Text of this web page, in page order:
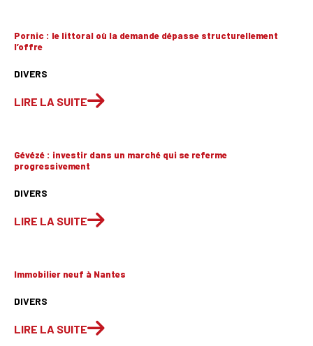
Pornic : le littoral où la demande dépasse structurellement
l’offre
DIVERS
LIRE LA SUITE
Gévézé : investir dans un marché qui se referme
progressivement
DIVERS
LIRE LA SUITE
Immobilier neuf à Nantes
DIVERS
LIRE LA SUITE